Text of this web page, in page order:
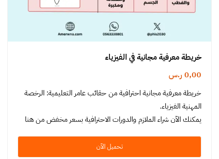
خريطة معرفية مجانية في الفيزياء
0,00 ر.س
خريطة معرفية مجانية احترافية من حقائب عامر التعليمية: الرخصة
المهنية الفيزياء.
يمكنك الآن شراء الملازم والدورات الاحترافية بسعر مخفض من هنا
تحميل الآن